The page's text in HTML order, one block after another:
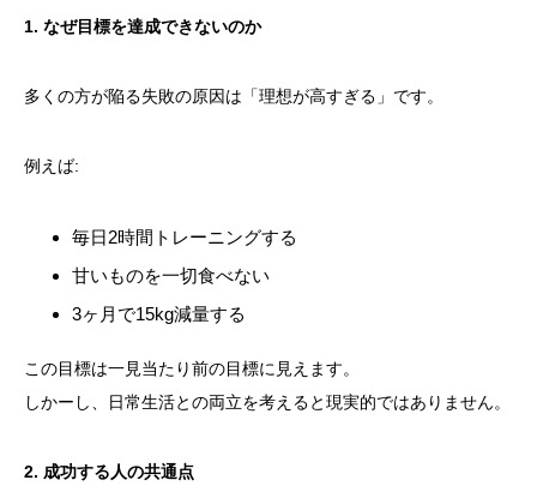
1. なぜ目標を達成できないのか
多くの方が陥る失敗の原因は「理想が高すぎる」です。
例えば:
毎日2時間トレーニングする
甘いものを一切食べない
3ヶ月で15kg減量する
この目標は一見当たり前の目標に見えます。
しかーし、日常生活との両立を考えると現実的ではありません。
2. 成功する人の共通点